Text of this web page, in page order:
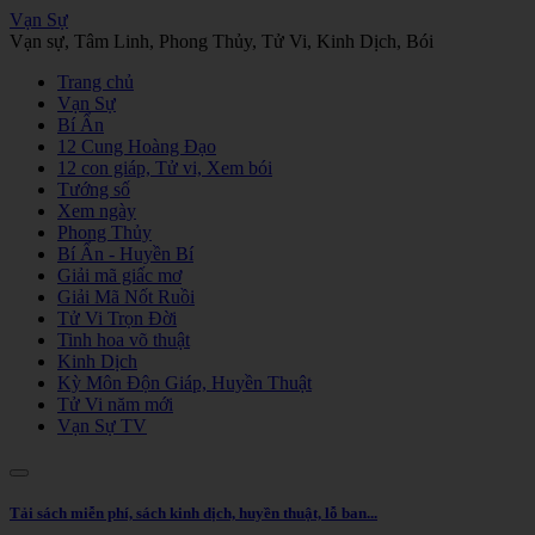
Vạn Sự
Vạn sự, Tâm Linh, Phong Thủy, Tử Vi, Kinh Dịch, Bói
Trang chủ
Vạn Sự
Bí Ẩn
12 Cung Hoàng Đạo
12 con giáp, Tử vi, Xem bói
Tướng số
Xem ngày
Phong Thủy
Bí Ẩn - Huyền Bí
Giải mã giấc mơ
Giải Mã Nốt Ruồi
Tử Vi Trọn Đời
Tinh hoa võ thuật
Kinh Dịch
Kỳ Môn Độn Giáp, Huyền Thuật
Tử Vi năm mới
Vạn Sự TV
Tải sách miễn phí, sách kinh dịch, huyền thuật, lỗ ban...